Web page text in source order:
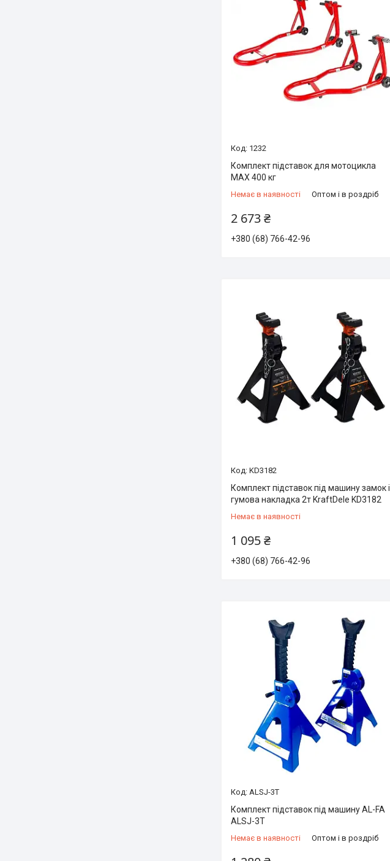
1232
Комплект підставок для мотоцикла
MAX 400 кг
Немає в наявності Оптом і в роздріб
2 673 ₴
+380 (68) 766-42-96
KD3182
Комплект підставок під машину замок і
гумова накладка 2т KraftDele KD3182
Немає в наявності
1 095 ₴
+380 (68) 766-42-96
ALSJ-3T
Комплект підставок під машину AL-FA
ALSJ-3T
Немає в наявності Оптом і в роздріб